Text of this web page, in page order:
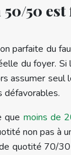
50/50
parfaite du
du foyer.
assumer
défavorables.
que moins de
non pas à
quotité 70/30